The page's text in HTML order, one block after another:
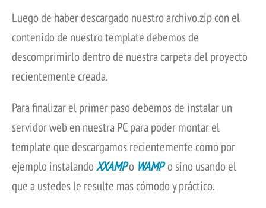
Luego de haber descargado nuestro archivo.zip con el
contenido de nuestro template debemos de
descomprimirlo dentro de nuestra carpeta del proyecto
recientemente creada.
Para finalizar el primer paso debemos de instalar un
servidor web en nuestra PC para poder montar el
template que descargamos recientemente como por
ejemplo instalandoXXAMPo WAMP o sino usando el
que a ustedes le resulte mas cómodo y práctico.